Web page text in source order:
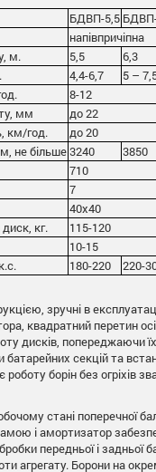
БДВП-5,5
напівпричіпна
м.
5,5 6,3
4,4-6,7 5 –
8-12
мм
до 22
км/год.
до 20
не більше3240 3850
710
7
40х40
кг.
115-120
10-15
180-220 220-
зручні в
квадратний перетин
дисків, попереджаючи
секцій та
борін без огріхів
стані поперечної
і амортизатор
передньої і задньої
агрегату. Борони на